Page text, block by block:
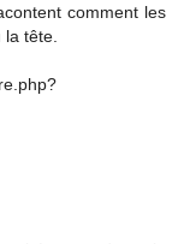
comment les
la tête.